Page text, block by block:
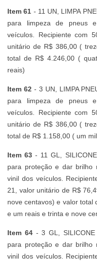
Item 61 - 11 UN, LIMPA
para limpeza de pneus
veículos. Recipiente com
unitário de R$ 386,00 (
total de R$ 4.246,00 (
reais)
Item 62 - 3 UN, LIMPA
para limpeza de pneus
veículos. Recipiente com
unitário de R$ 386,00 (
total de R$ 1.158,00 ( um
Item 63 - 11 GL,
para proteção e dar brilho
vinil dos veículos.
21, valor unitário de R$
nove centavos) e valor total
e um reais e trinta e nove
Item 64- 3 GL, SILICONE
para proteção e dar brilho
vinil dos veículos.